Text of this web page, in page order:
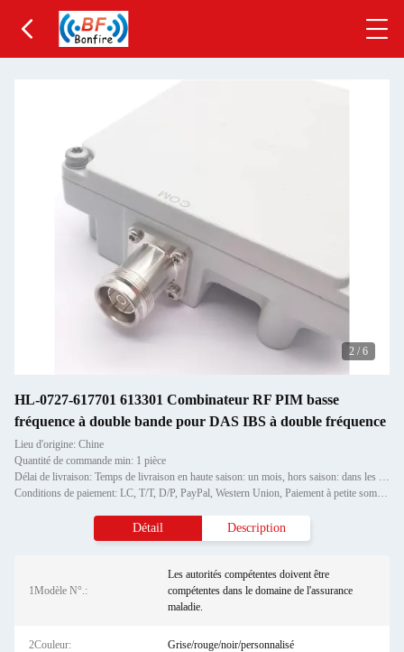
2 / 6
HL-0727-617701 613301 Combinateur RF PIM basse
fréquence à double bande pour DAS IBS à double fréquence
Lieu d'origine: Chine
Quantité de commande min: 1 pièce
Délai de livraison: Temps de livraison en haute saison: un mois, hors saison: dans les 15 jours ouvrables
Conditions de paiement: LC, T/T, D/P, PayPal, Western Union, Paiement à petite somme, Grammes d'argent
Détail Description
1Modèle N°.:
Les autorités compétentes doivent être
compétentes dans le domaine de l'assurance
maladie.
2Couleur: Grise/rouge/noir/personnalisé